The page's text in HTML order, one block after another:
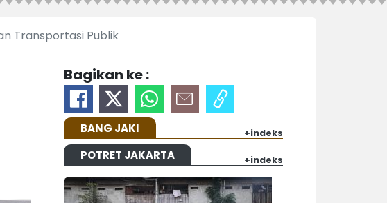
Transportasi Publik
Bagikan ke :
BANG JAKI +indeks
POTRET JAKARTA +indeks